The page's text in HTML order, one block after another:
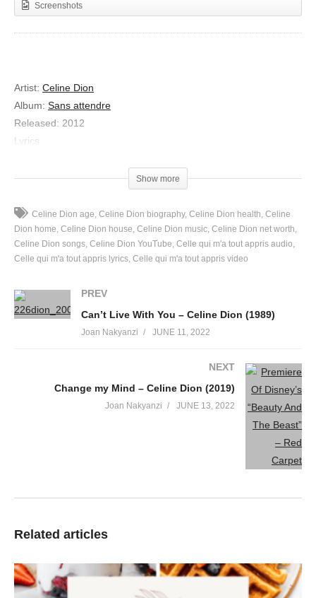
Screenshots
Artist: Celine Dion
Album: Sans attendre
Released: 2012
Lyrics
Quand elle s’enferme dans ses silences
Si son passé est plus heureux
Se souvient-elle des jours fragiles
De tous ces voyages immobiles
Combien de rêves, combien de doutes
Et même si je me perds la nuit
Les rôles sont inversés aujourd’hui
C’est le jeu de la vie
Sous un soleil bien trop grand pour moi
C’est le jeu de ma vie
Le passé me hante, les regrets
Souvent je pense à elle pour me trouver
Et même si je me perds la nuit
Show more
Celine Dion age Celine Dion biography Celine Dion health Celine
Dion home Celine Dion house Celine Dion music Celine Dion net worth
Celine Dion songs Celine Dion YouTube Celle qui m'a tout appris audio
Celle qui m'a tout appris lyrics Celle qui m'a tout appris video
PREV
Can’t Live With You – Celine Dion (1989)
Joan Nakyanzi JUNE 11, 2022
NEXT
Change my Mind – Celine Dion (2019)
Joan Nakyanzi JUNE 13, 2022
Related articles